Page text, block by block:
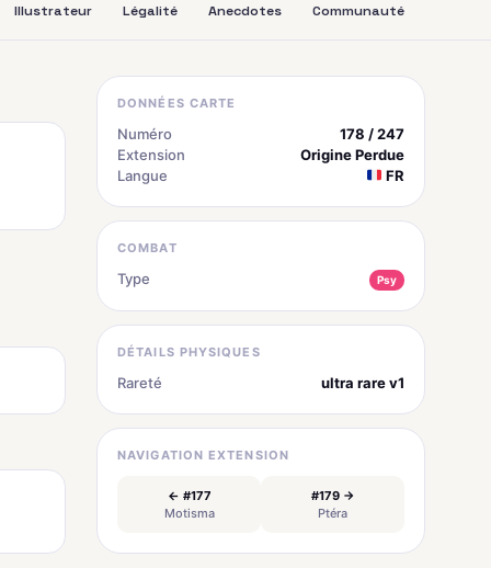
Illustrateur Légalité Anecdotes Communauté
DONNÉES CARTE
Numéro
178 / 247
Extension
Origine Perdue
Langue
FR
COMBAT
Type Psy
DÉTAILS PHYSIQUES
Rareté ultra rare v1
NAVIGATION EXTENSION
← #177
Motisma
#179 →
Ptéra